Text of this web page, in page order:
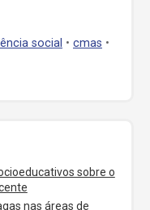
social • cmas •
sobre o
nas áreas de